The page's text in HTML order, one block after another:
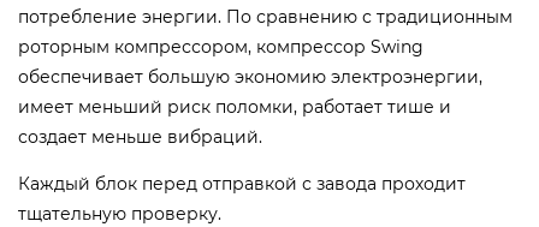
потребление энергии. По сравнению с традиционным
роторным компрессором, компрессор Swing
обеспечивает большую экономию электроэнергии,
имеет меньший риск поломки, работает тише и
создает меньше вибраций.
Каждый блок перед отправкой с завода проходит
тщательную проверку.